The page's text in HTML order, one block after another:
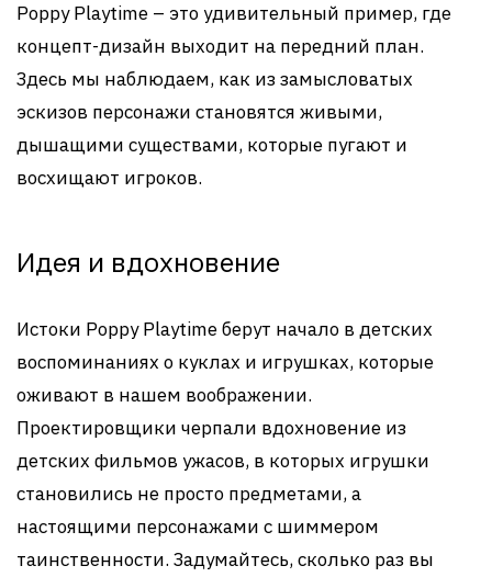
Poppy Playtime – это удивительный пример, где
концепт-дизайн выходит на передний план.
Здесь мы наблюдаем, как из замысловатых
эскизов персонажи становятся живыми,
дышащими существами, которые пугают и
восхищают игроков.
Идея и вдохновение
Истоки Poppy Playtime берут начало в детских
воспоминаниях о куклах и игрушках, которые
оживают в нашем воображении.
Проектировщики черпали вдохновение из
детских фильмов ужасов, в которых игрушки
становились не просто предметами, а
настоящими персонажами с шиммером
таинственности. Задумайтесь, сколько раз вы